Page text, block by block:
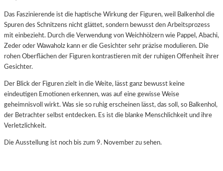
Das Faszinierende ist die haptische Wirkung der Figuren, weil Balkenhol die
Spuren des Schnitzens nicht glättet, sondern bewusst den Arbeitsprozess
mit einbezieht. Durch die Verwendung von Weichhölzern wie Pappel, Abachi,
Zeder oder Wawaholz kann er die Gesichter sehr präzise modulieren. Die
rohen Oberflächen der Figuren kontrastieren mit der ruhigen Offenheit ihrer
Gesichter.
Der Blick der Figuren zielt in die Weite, lässt ganz bewusst keine
eindeutigen Emotionen erkennen, was auf eine gewisse Weise
geheimnisvoll wirkt. Was sie so ruhig erscheinen lässt, das soll, so Balkenhol,
der Betrachter selbst entdecken. Es ist die blanke Menschlichkeit und ihre
Verletzlichkeit.
Die Ausstellung ist noch bis zum 9. November zu sehen.